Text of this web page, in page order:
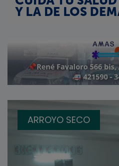
ARROYO SECO